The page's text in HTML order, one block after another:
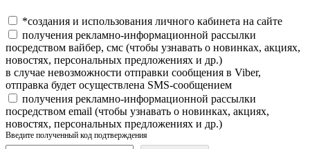
*создания и использования личного кабинета на сайте
получения рекламно-информационной рассылки
посредством вайбер, смс (чтобы узнавать о новинках, акциях,
новостях, персональных предложениях и др.)
в случае невозможности отправки сообщения в Viber,
отправка будет осуществлена SMS-сообщением
получения рекламно-информационной рассылки
посредством email (чтобы узнавать о новинках, акциях,
новостях, персональных предложениях и др.)
Введите полученный код подтверждения